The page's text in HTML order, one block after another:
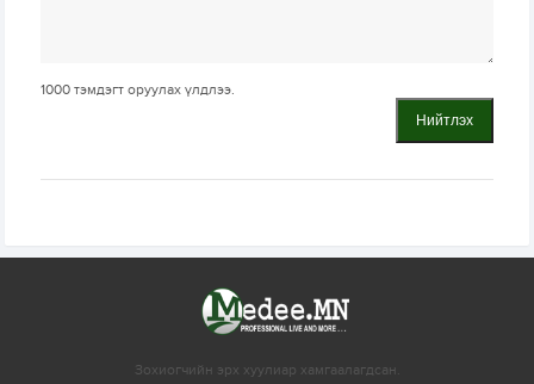
1000 тэмдэгт оруулах үлдлээ.
Нийтлэх
Зохиогчийн эрх хуулиар хамгаалагдсан.